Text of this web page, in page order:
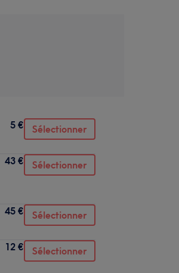
5 € Sélectionner
43 € Sélectionner
45 € Sélectionner
12 € Sélectionner